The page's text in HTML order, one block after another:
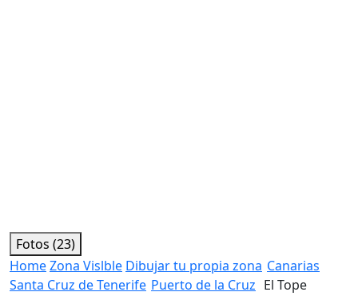
Fotos (23)
HomeZona Vislble Dibujar tu propia zona Canarias
Santa Cruz de Tenerife Puerto de la Cruz El Tope